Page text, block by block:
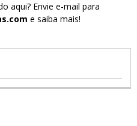
aqui? Envie e-mail para
e saiba mais!